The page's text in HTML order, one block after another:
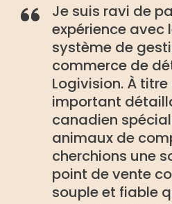
Je suis ravi de
expérience avec
système de
commerce de
Logivision. À
important
canadien
animaux de
cherchions une
point de vente
souple et fiable